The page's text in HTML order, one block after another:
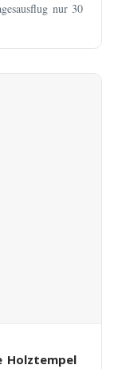
Holztempel